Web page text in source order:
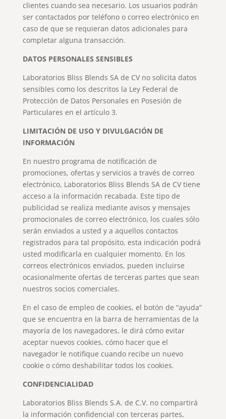
clientes cuando sea necesario. Los usuarios podrán
ser contactados por teléfono o correo electrónico en
caso de que se requieran datos adicionales para
completar alguna transacción.
DATOS PERSONALES SENSIBLES
Laboratorios Bliss Blends SA de CV no solicita datos
sensibles como los descritos la Ley Federal de
Protección de Datos Personales en Posesión de
Particulares en el artículo 3.
LIMITACIÓN DE USO Y DIVULGACIÓN DE
INFORMACIÓN
En nuestro programa de notificación de
promociones, ofertas y servicios a través de correo
electrónico, Laboratorios Bliss Blends SA de CV tiene
acceso a la información recabada. Este tipo de
publicidad se realiza mediante avisos y mensajes
promocionales de correo electrónico, los cuales sólo
serán enviados a usted y a aquellos contactos
registrados para tal propósito, esta indicación podrá
usted modificarla en cualquier momento. En los
correos electrónicos enviados, pueden incluirse
ocasionalmente ofertas de terceras partes que sean
nuestros socios comerciales.
En el caso de empleo de cookies, el botón de “ayuda”
que se encuentra en la barra de herramientas de la
mayoría de los navegadores, le dirá cómo evitar
aceptar nuevos cookies, cómo hacer que el
navegador le notifique cuando recibe un nuevo
cookie o cómo deshabilitar todos los cookies.
CONFIDENCIALIDAD
Laboratorios Bliss Blends S.A. de C.V. no compartirá
la información confidencial con terceras partes,